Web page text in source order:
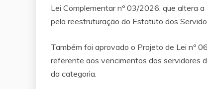
Lei Complementar nº 03/2026, que altera
pela reestruturação do Estatuto dos
Também foi aprovado o Projeto de Lei nº
referente aos vencimentos dos servidores
da categoria.